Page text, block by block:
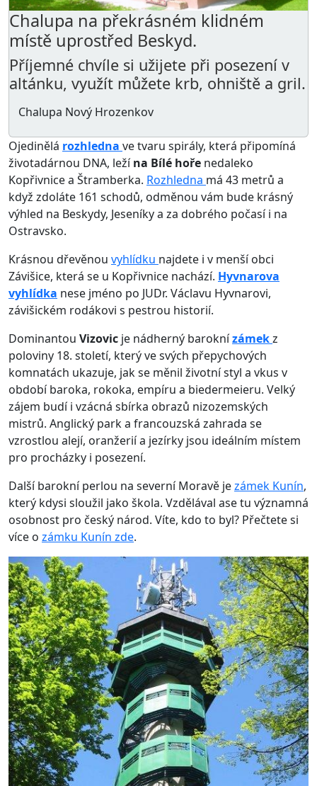
Chalupa na překrásném klidném
místě uprostřed Beskyd.
Příjemné chvíle si užijete při posezení v
altánku, využít můžete krb, ohniště a gril.
Chalupa Nový Hrozenkov
Ojedinělá rozhledna ve tvaru spirály, která připomíná
životadárnou DNA, ležína Bílé hoře nedaleko
Kopřivnice a Štramberka. Rozhledna má 43 metrů a
když zdoláte 161 schodů, odměnou vám bude krásný
výhled na Beskydy, Jeseníky a za dobrého počasí i na
Ostravsko.
Krásnou dřevěnou vyhlídku najdete i v menší obci
Závišice, která se u Kopřivnice nachází. Hyvnarova
vyhlídka nese jméno po JUDr. Václavu Hyvnarovi,
závišickém rodákovi s pestrou historií.
Dominantou Vizovic je nádherný baroknízámekz
poloviny 18. století, který ve svých přepychových
komnatách ukazuje, jak se měnil životní styl a vkus v
období baroka, rokoka, empíru a biedermeieru. Velký
zájem budí i vzácná sbírka obrazů nizozemských
mistrů. Anglický park a francouzská zahrada se
vzrostlou alejí, oranžerií a jezírky jsou ideálním místem
pro procházky i posezení.
Další barokní perlou na severní Moravě jezámek Kunín,
který kdysi sloužil jako škola. Vzdělával ase tu významná
osobnost pro český národ. Víte, kdo to byl? Přečtete si
více o zámku Kunín zde.